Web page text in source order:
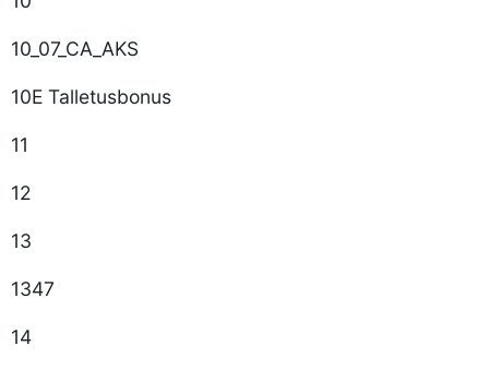
10_07_CA_AKS
10E Talletusbonus
11
12
13
1347
14